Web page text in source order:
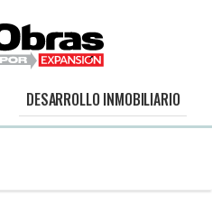
DESARROLLO INMOBILIARIO